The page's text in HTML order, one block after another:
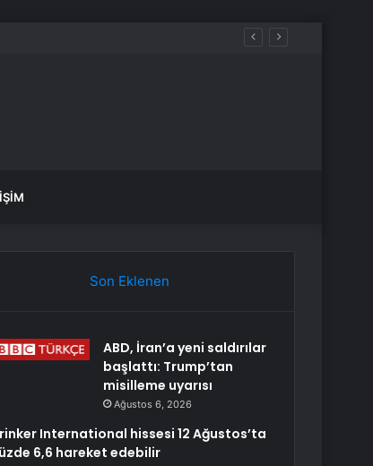
Son Eklenen
ABD, İran’a yeni saldırılar
başlattı: Trump’tan
misilleme uyarısı
Ağustos 6, 2026
International hissesi 12 Ağustos’ta
6,6 hareket edebilir